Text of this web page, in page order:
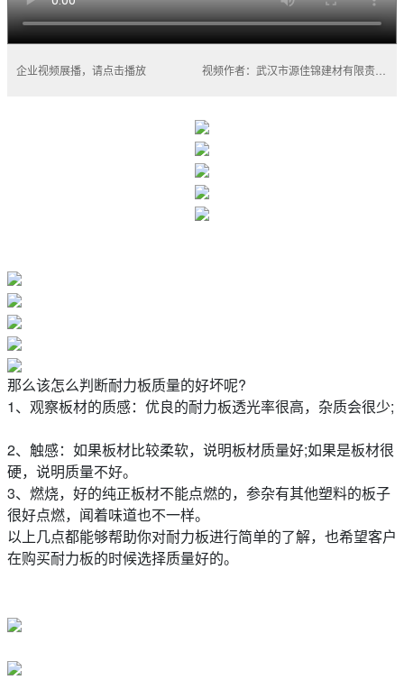
企业视频展播，请点击播放
那么该怎么判断耐力板质量的好坏呢?
1、观察板材的质感：优良的耐力板透光率很高，杂质会很少;
2、触感：如果板材比较柔软，说明板材质量好;如果是板材很
硬，说明质量不好。
3、燃烧，好的纯正板材不能点燃的，参杂有其他塑料的板子
很好点燃，闻着味道也不一样。
以上几点都能够帮助你对耐力板进行简单的了解，也希望客户
在购买耐力板的时候选择质量好的。